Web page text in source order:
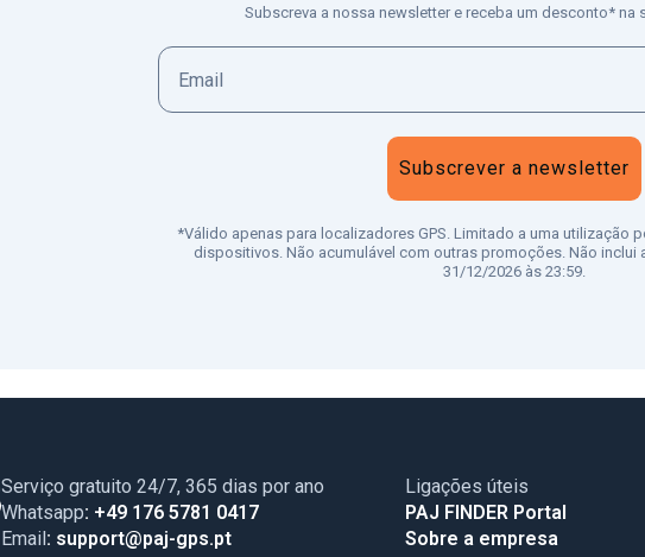
Subscreva a nossa newsletter e receba um desconto* na
Subscrever a newsletter
*Válido apenas para localizadores GPS. Limitado a uma utilização
dispositivos. Não acumulável com outras promoções. Não inclui
31/12/2026 às 23:59.
Serviço gratuito 24/7, 365 dias por ano
Whatsapp: +49 176 5781 0417
Email : support@paj-gps.pt
Ligações úteis
PAJ FINDER Portal
Sobre a empresa